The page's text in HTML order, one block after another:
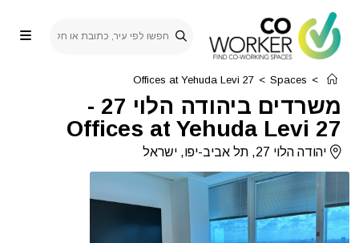
content
>
Spaces
>
Offices at Yehuda Levi 27
משרדים ביהודה הלוי 27
-
Offices at Yehuda Levi 27
יהודה הלוי 27, תל אביב-יפו, ישראל